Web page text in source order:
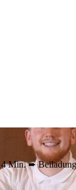
4 Min. ➨